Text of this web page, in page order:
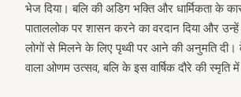
भेज दिया। बलि की अडिग भक्ति और धार्मिकता के
पाताललोक पर शासन करने का वरदान दिया और
लोगों से मिलने के लिए पृथ्वी पर आने की अनुमति
वाला ओणम उत्सव, बलि के इस वार्षिक दौरे की स्मृति में